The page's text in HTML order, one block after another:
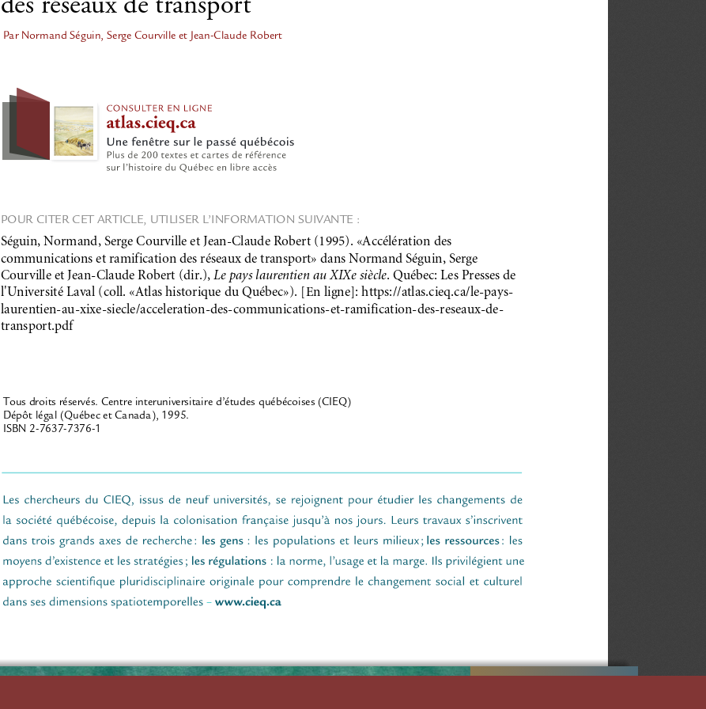
POUR CITER CET ARTICLE, UTILISER L’INFORMATION SUIVANTE :
Séguin, Normand, Serge Courville et Jean-Claude Robert (1995). «Accélération des
communications et ramification des réseaux de transport» dans Normand Séguin, Serge
Courville et Jean-Claude Robert (dir.), Le pays laurentien au XIXe siècle. Québec: Les Presses de
l'Université Laval (coll. «Atlas historique du Québec»). [En ligne]: https://atlas.cieq.ca/le-pays-
laurentien-au-xixe-siecle/acceleration-des-communications-et-ramification-des-reseaux-de-
transport.pdf
Tous droits réservés. Centre interuniversitaire d’études québécoises (CIEQ)
Dépôt légal (Québec et Canada), 1995.
ISBN 2-7637-7376-1
Par Normand Séguin, Serge Courville et Jean-Claude Robert
des réseaux de transport